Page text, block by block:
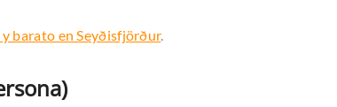
barato en Seyðisfjörður.